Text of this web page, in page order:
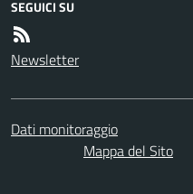
SEGUICI SU
Newsletter
Dati monitoraggio
Mappa del Sito